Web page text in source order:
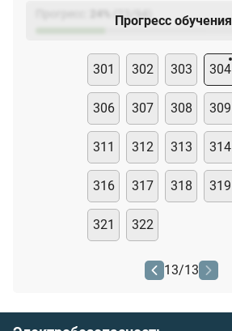
(23
Прогресс обучения
301 302 303 304
306 307 308 309
311 312 313 314
316 317 318 319
321 322
13/13